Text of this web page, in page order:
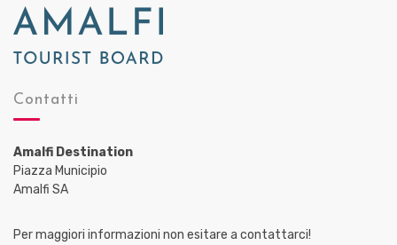
Contatti
Amalfi Destination
Piazza Municipio
Amalfi SA
Per maggiori informazioni non esitare a contattarci!